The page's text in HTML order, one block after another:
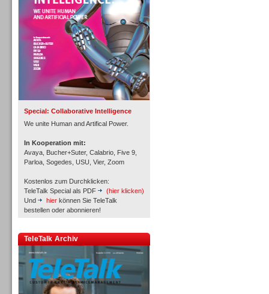
Special: Collaborative Intelligence
We unite Human and Artifical Power.
In Kooperation mit:
Avaya, Bucher+Suter, Calabrio, Five 9,
Parloa, Sogedes, USU, Vier, Zoom
Kostenlos zum Durchklicken:
TeleTalk Special als PDF
(hier klicken)
Und
hier können Sie TeleTalk
bestellen oder abonnieren!
TeleTalk Archiv
Inbound
Inbound